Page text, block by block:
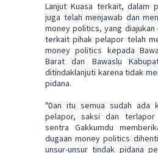
Lanjut Kuasa terkait, dalam
juga telah menjawab dan
money politics, yang diajukan
terkait pihak pelapor telah
money politics kepada
Barat dan Bawaslu
ditindaklanjuti karena tidak
pidana.
"Dan itu semua sudah ada
pelapor, saksi dan
sentra Gakkumdu
dugaan money politics
unsur-unsur tindak pidana